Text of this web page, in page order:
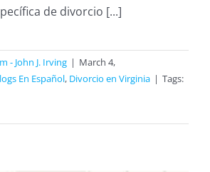
de divorcio [...]
- John J. Irving | March 4,
En Español, Divorcio en Virginia | Tags: